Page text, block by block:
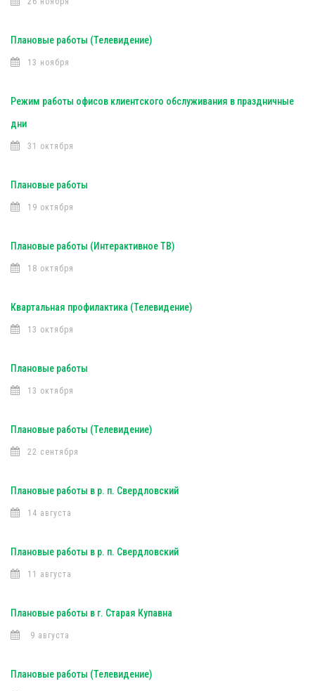
Плановые работы (Телевидение)
13 ноября
Режим работы офисов клиентского обслуживания в праздничные
дни
31 октября
Плановые работы
19 октября
Плановые работы (Интерактивное ТВ)
18 октября
Квартальная профилактика (Телевидение)
13 октября
Плановые работы
13 октября
Плановые работы (Телевидение)
22 сентября
Плановые работы в р. п. Свердловский
14 августа
Плановые работы в р. п. Свердловский
11 августа
Плановые работы в г. Старая Купавна
9 августа
Плановые работы (Телевидение)